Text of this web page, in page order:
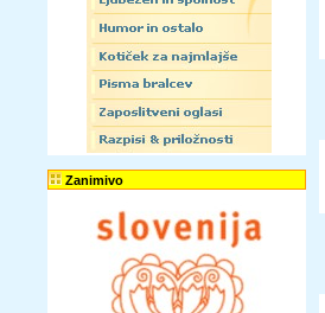
Zanimivo